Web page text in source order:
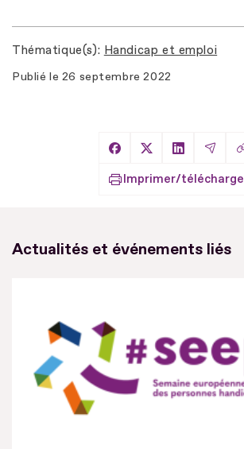
Thématique(s) Handicap et emploi
Publié le 26 septembre 2022
Partager sur
Partager sur X
Partager
Imprimer/
Actualités et événements liés